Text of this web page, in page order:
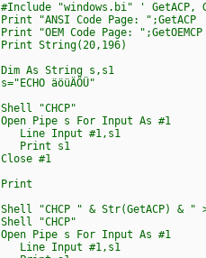
#Include "windows.bi" ' GetACP,
Print "ANSI Code Page: ";GetACP
Print "OEM Code Page: ";GetOEMCP
Print String(20,196)
Dim As String s,s1
s="ECHO äöüÄÖÜ"
Shell "CHCP"
Open Pipe s For Input As #1
Line Input #1,s1
Print s1
Close #1
Print
Shell "CHCP " & Str(GetACP) & "
Shell "CHCP"
Open Pipe s For Input As #1
Line Input #1,s1